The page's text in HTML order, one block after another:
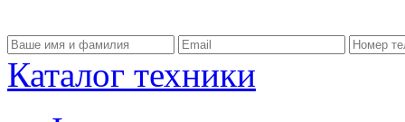
Каталог техники